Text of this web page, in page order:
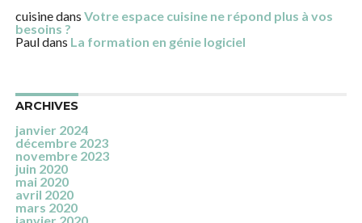
cuisinedans Votre espace cuisine ne répond plus à vos
besoins ?
Pauldans La formation en génie logiciel
ARCHIVES
janvier 2024
décembre 2023
novembre 2023
juin 2020
mai 2020
avril 2020
mars 2020